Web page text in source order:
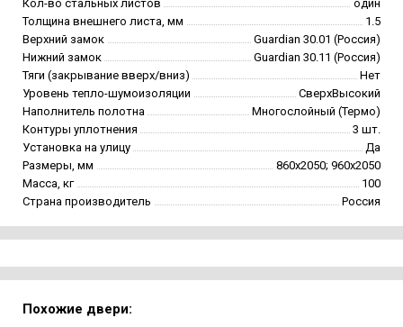
Кол-во стальных листов
один
Толщина внешнего листа, мм
1.5
Верхний замок
Guardian 30.01 (Россия)
Нижний замок
Guardian 30.11 (Россия)
Тяги (закрывание вверх/вниз)
Нет
Уровень тепло-шумоизоляции
СверхВысокий
Наполнитель полотна
Многослойный (Термо)
Контуры уплотнения
3 шт.
Установка на улицу
Да
Размеры, мм
860х2050; 960х2050
Масса, кг
100
Страна производитель
Россия
Похожие двери: